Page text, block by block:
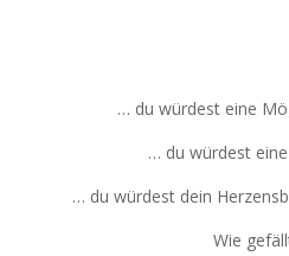
… du würdest eine
… du würdest
… du würdest dein
Wie